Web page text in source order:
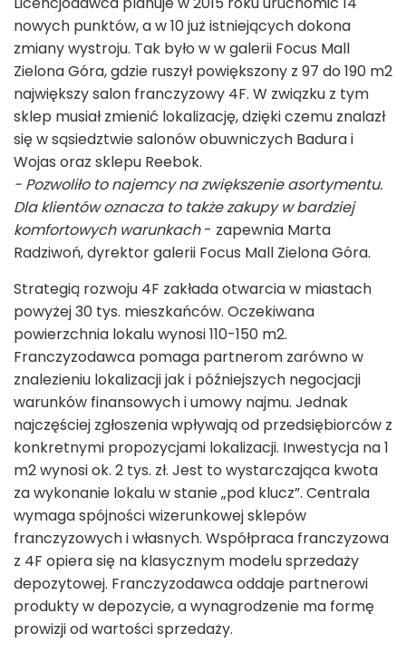
nowych punktów, a w 10 już istniejących dokona
zmiany wystroju. Tak było w w galerii Focus Mall
Zielona Góra, gdzie ruszył powiększony z 97 do 190 m2
największy salon franczyzowy 4F. W związku z tym
sklep musiał zmienić lokalizację, dzięki czemu znalazł
się w sąsiedztwie salonów obuwniczych Badura i
Wojas oraz sklepu Reebok.
- Pozwoliło to najemcy na zwiększenie asortymentu.
Dla klientów oznacza to także zakupy w bardziej
komfortowych warunkach- zapewnia Marta
Radziwoń, dyrektor galerii Focus Mall Zielona Góra.
Strategią rozwoju 4F zakłada otwarcia w miastach
powyżej 30 tys. mieszkańców. Oczekiwana
powierzchnia lokalu wynosi 110-150 m2.
Franczyzodawca pomaga partnerom zarówno w
znalezieniu lokalizacji jak i późniejszych negocjacji
warunków finansowych i umowy najmu. Jednak
najczęściej zgłoszenia wpływają od przedsiębiorców z
konkretnymi propozycjami lokalizacji. Inwestycja na 1
m2wynosi ok. 2 tys. zł. Jest to wystarczająca kwota
za wykonanie lokalu w stanie „pod klucz”. Centrala
wymaga spójności wizerunkowej sklepów
franczyzowych i własnych. Współpraca franczyzowa
z 4F opiera się na klasycznym modelu sprzedaży
depozytowej. Franczyzodawca oddaje partnerowi
produkty w depozycie, a wynagrodzenie ma formę
prowizji od wartości sprzedaży.